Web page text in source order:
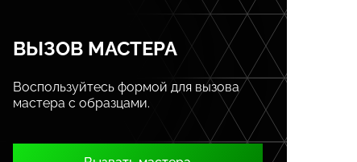
ВЫЗОВ МАСТЕРА
Воспользуйтесь формой для вызова
мастера с образцами.